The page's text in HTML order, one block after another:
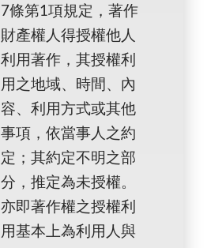
7條第1項規定，著作
財產權人得授權他人
利用著作，其授權利
用之地域、時間、內
容、利用方式或其他
事項，依當事人之約
定；其約定不明之部
分，推定為未授權。
亦即著作權之授權利
用基本上為利用人與